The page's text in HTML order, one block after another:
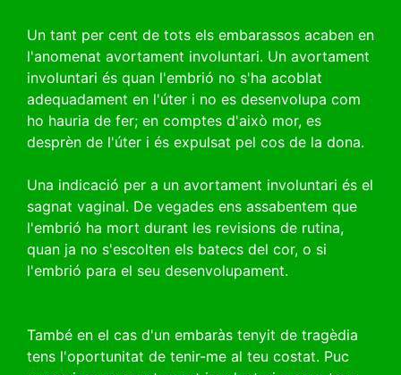
Un tant per cent de tots els embarassos acaben en
l'anomenat avortament involuntari. Un avortament
involuntari és quan l'embrió no s'ha acoblat
adequadament en l'úter i no es desenvolupa com
ho hauria de fer; en comptes d'això mor, es
desprèn de l'úter i és expulsat pel cos de la dona.
Una indicació per a un avortament involuntari és el
sagnat vaginal. De vegades ens assabentem que
l'embrió ha mort durant les revisions de rutina,
quan ja no s'escolten els batecs del cor, o si
l'embrió para el seu desenvolupament.
També en el cas d'un embaràs tenyit de tragèdia
tens l'oportunitat de tenir-me al teu costat. Puc